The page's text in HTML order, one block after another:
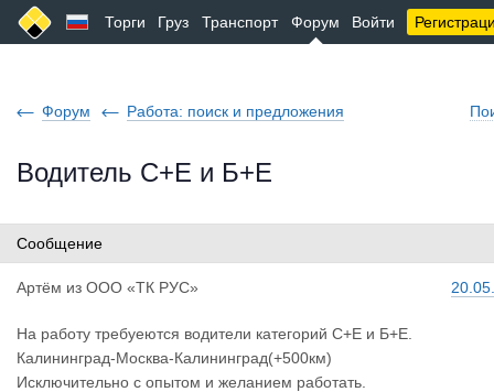
Торги Груз Транспорт Форум Войти
Форум Работа: поиск и предложения
Водитель С+Е и Б+Е
Сообщение
Артём из ООО «ТК РУС»
На работу требуеются водители категорий С+Е и Б+Е.
Калининград-Москва-Калининград(+500км)
Исключительно с опытом и желанием работать.